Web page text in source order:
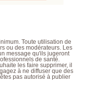
Toute utilisation de
ou des modérateurs. Les
message qu'ils jugeront
de santé.
les faire supprimer, il
à ne diffuser que des
pas autorisé à publier